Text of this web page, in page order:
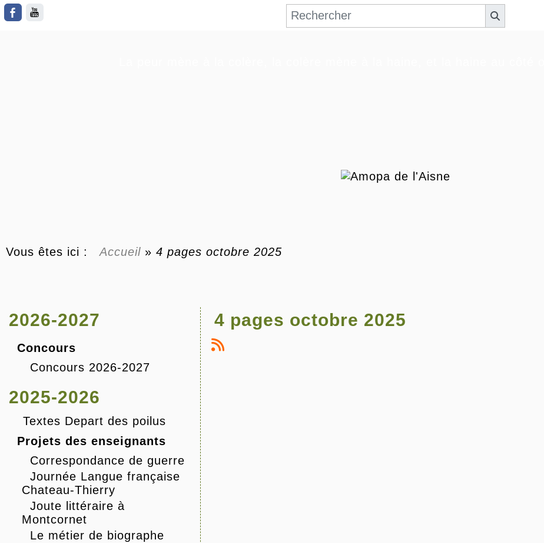
Vous êtes ici : Accueil » 4 pages octobre 2025
2026-2027
Concours
Concours 2026-2027
2025-2026
Textes Depart des poilus
Projets des enseignants
Correspondance de guerre
Journée Langue française
Chateau-Thierry
Joute littéraire à
Montcornet
Le métier de biographe
4 pages octobre 2025